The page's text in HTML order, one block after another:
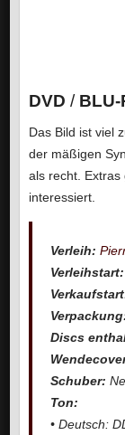
DVD / BLU-
Das Bild ist viel
der mäßigen
als recht.
interessiert.
Verleih:
Verleihstart:
Discs
Schuber:
Ton:
• Deutsch: